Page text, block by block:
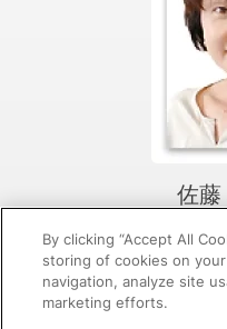
佐藤
さ
掲載記事
By clicking “Accept All
storing of cookies on
navigation, analyze site
marketing efforts.